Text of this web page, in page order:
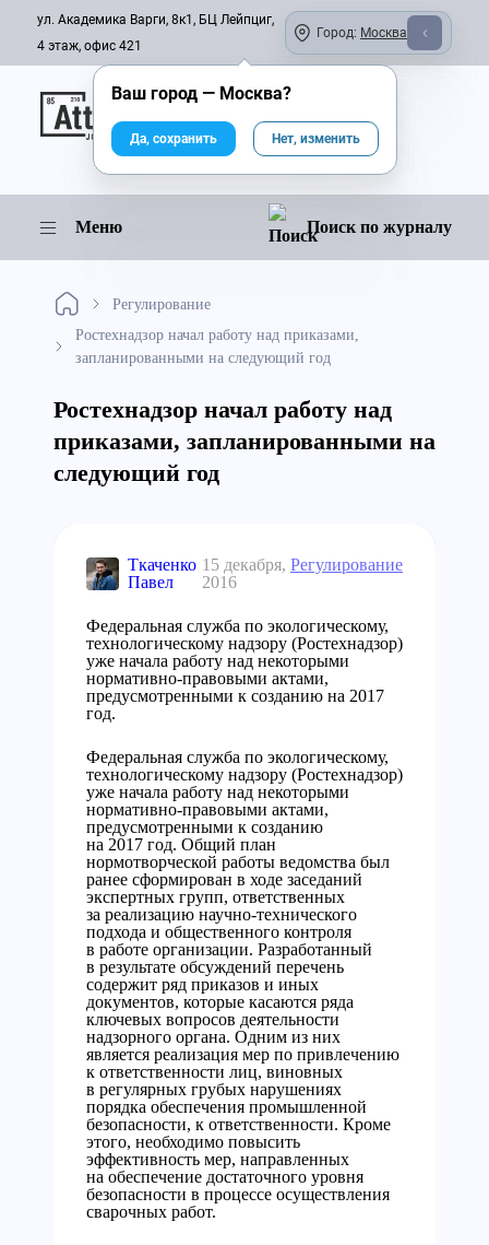
ул. Академика Варги, 8к1, БЦ Лейпциг,
4 этаж, офис 421
Город: Москва
Онлайн-журнал
Меню Поиск по журналу
Регулирование
Ростехнадзор начал работу над приказами,
запланированными на следующий год
Ростехнадзор начал работу над
приказами, запланированными на
следующий год
Ткаченко
Павел
15 декабря,
2016
Регулирование
Федеральная служба по экологическому,
технологическому надзору (Ростехнадзор)
уже начала работу над некоторыми
нормативно-правовыми актами,
предусмотренными к созданию на 2017
год.
Федеральная служба по экологическому,
технологическому надзору (Ростехнадзор)
уже начала работу над некоторыми
нормативно-правовыми актами,
предусмотренными к созданию
на 2017 год. Общий план
нормотворческой работы ведомства был
ранее сформирован в ходе заседаний
экспертных групп, ответственных
за реализацию научно-технического
подхода и общественного контроля
в работе организации. Разработанный
в результате обсуждений перечень
содержит ряд приказов и иных
документов, которые касаются ряда
ключевых вопросов деятельности
надзорного органа. Одним из них
является реализация мер по привлечению
к ответственности лиц, виновных
в регулярных грубых нарушениях
порядка обеспечения промышленной
безопасности, к ответственности. Кроме
этого, необходимо повысить
эффективность мер, направленных
на обеспечение достаточного уровня
безопасности в процессе осуществления
сварочных работ.
Ваш город — Москва?
Да, сохранить Нет, изменить